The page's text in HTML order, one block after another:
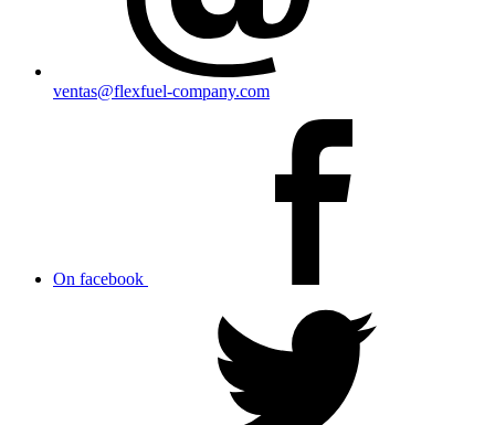
ventas@flexfuel-company.com
On facebook